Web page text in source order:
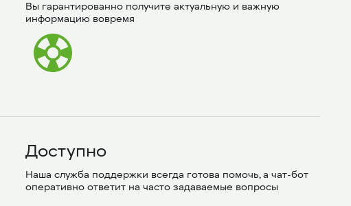
Вы гарантированно получите актуальную и важную
информацию вовремя
Доступно
Наша служба поддержки всегда готова помочь, а чат-бот
оперативно ответит на часто задаваемые вопросы